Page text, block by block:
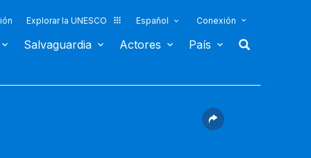
Explorar la UNESCO Español Conexión
Salvaguardia Actores País